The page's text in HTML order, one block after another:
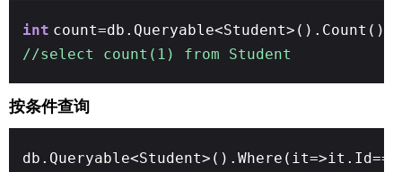
int count=db.Queryable<Student>().Count()
//select count(1) from Student
按条件查询